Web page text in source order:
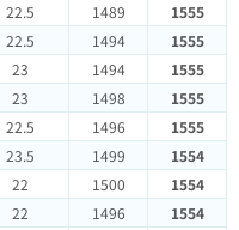
22.5 1489
1555
22.5 1494
1555
23 1494
1555
23 1498
1555
22.5 1496
1555
23.5 1499
1554
22 1500
1554
22 1496
1554